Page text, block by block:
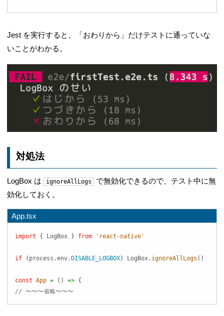
Jest を実行すると、「おわりから」だけテストに通っていな
いことがわかる。
対処法
LogBox は ignoreAllLogs
で無効化できるので、テスト中に無
効化しておく。
App.tsx
import { LogBox } from 'react-native'
if ( process .env. DISABLE_LOGBOX) LogBox. ignoreAllLogs ( )
const App = ( ) => {
// 〜〜〜省略〜〜〜